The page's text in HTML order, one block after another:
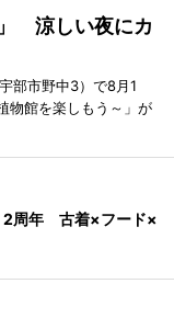
涼しい夜にカ
部市野中3）で8月1
物館を楽しもう～」が
2周年 古着×フード×